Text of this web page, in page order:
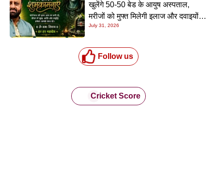
खुलेंगे 50-50 बेड के आयुष अस्पताल,
मरीजों को मुफ्त मिलेगी इलाज और दवाइयों
की सुविधा
July 31, 2026
Follow us
Cricket Score